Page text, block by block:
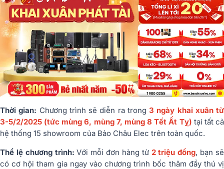
Thời gian: Chương trình sẽ diễn ra trong 3 ngày khai xuân từ
3-5/2/2025 (tức mùng 6, mùng 7, mùng 8 Tết Ất Tỵ) tại tất cả
hệ thống 15 showroom của Bảo Châu Elec trên toàn quốc.
Thể lệ chương trình: Với mỗi đơn hàng từ 2 triệu đồng, bạn sẽ
có cơ hội tham gia ngay vào chương trình bốc thăm đầy thú vị